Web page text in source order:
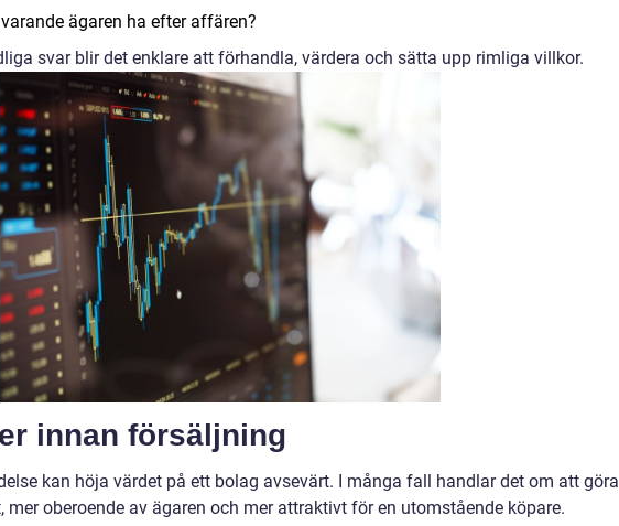
ägaren ha efter affären?
svar blir det enklare att förhandla, värdera och sätta upp rimliga villkor.
innan försäljning
kan höja värdet på ett bolag avsevärt. I många fall handlar det om att göra
mer oberoende av ägaren och mer attraktivt för en utomstående köpare.